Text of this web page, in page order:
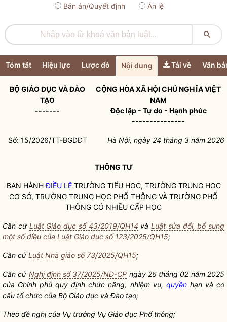
Bản án/Quyết định Án lệ

Tóm tắt Hiệu lực Lược đồ Nội dung Tải về Văn
BỘ GIÁO DỤC VÀ ĐÀO
TẠO
-------
CỘNG HÒA XÃ HỘI CHỦ NGHĨA VIỆT
NAM
Độc lập - Tự do - Hạnh phúc
---------------
Số: 15/2026/TT-BGDĐT Hà Nội, ngày 24 tháng 3 năm 2026
THÔNG TƯ
BAN HÀNHĐIỀU LỆTRƯỜNG TIỂU HỌC, TRƯỜNG TRUNG HỌC
CƠ SỞ, TRƯỜNG TRUNG HỌC PHỔ THÔNG VÀ TRƯỜNG PHỔ
THÔNG CÓ NHIỀU CẤP HỌC
Căn cứ Luật Giáo dục số 43/2019/QH14 và Luật sửa đổi, bổ sung
một số điều của Luật Giáo dục số 123/2025/QH15;
Căn cứLuật Nhà giáo số 73/2025/QH15;
Căn cứ Nghị định số 37/2025/NĐ-CP ngày 26 tháng 02 năm 2025
của Chính phủ quy định chức năng, nhiệm vụ, quyềnhạn và cơ
cấu tổ chức của Bộ Giáo dục và Đào tạo;
Theo đề nghị của Vụ trưởng Vụ Giáo dục Phổ thông;